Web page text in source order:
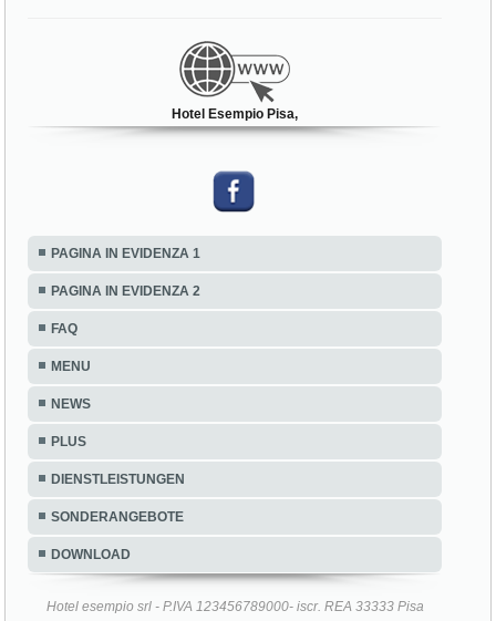
Hotel Esempio Pisa,
PAGINA IN EVIDENZA 1
PAGINA IN EVIDENZA 2
FAQ
MENU
NEWS
PLUS
DIENSTLEISTUNGEN
SONDERANGEBOTE
DOWNLOAD
Hotel esempio srl - P.IVA 123456789000- iscr. REA 33333 Pisa